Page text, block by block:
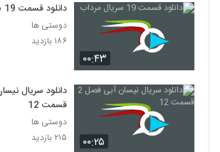
۰۰:۴۳
دانلود قسمت 19 سریال مرداب
دوستی ها
۱۸۶ بازدید
۰۰:۲۵
قسمت 12
دوستی ها
۲۱۵ بازدید